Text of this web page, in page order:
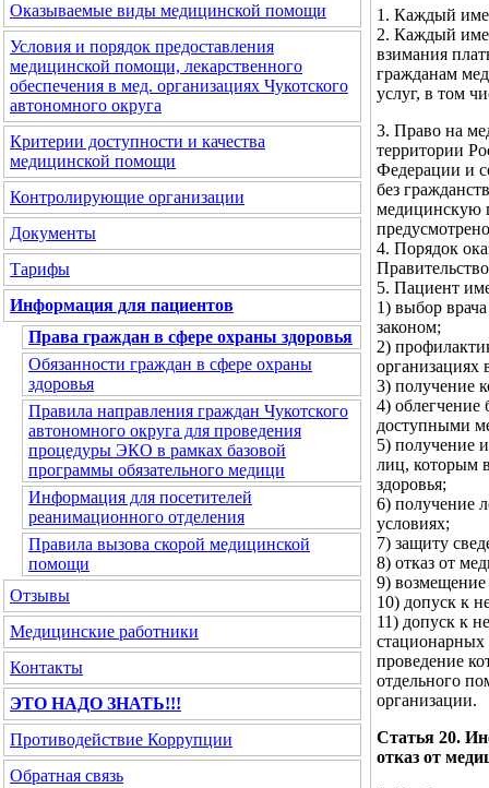
Оказываемые виды медицинской помощи
Условия и порядок предоставления
медицинской помощи, лекарственного
обеспечения в мед. организациях Чукотского
автономного округа
Критерии доступности и качества
медицинской помощи
Контролирующие организации
Документы
Тарифы
Информация для пациентов
Права граждан в сфере охраны здоровья
Обязанности граждан в сфере охраны
здоровья
Правила направления граждан Чукотского
автономного округа для проведения
процедуры ЭКО в рамках базовой
программы обязательного медици
Информация для посетителей
реанимационного отделения
Правила вызова скорой медицинской
помощи
Отзывы
Медицинские работники
Контакты
ЭТО НАДО ЗНАТЬ!!!
Противодействие Коррупции
Обратная связь
1. Каждый
2. Каждый
взимания
гражданам
услуг, в том
3. Право на
территории
Федерации и
без
медицинскую
4. Порядок
5. Пациент
1) выбор
законом;
2)
организациях
3) получение
4) облегчение
доступными
5) получение
лиц, которым
здоровья;
6) получение
условиях;
7) защиту
8) отказ от
9)
10) допуск к
11) допуск к
стационарных
проведение
отдельного
организации.
Статья 20.
отказ от